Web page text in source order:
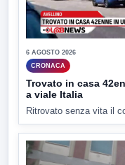
6 AGOSTO 2026
CRONACA
Trovato in casa
a viale Italia
Ritrovato senza vita il